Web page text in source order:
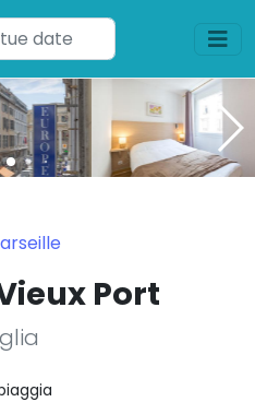
Port